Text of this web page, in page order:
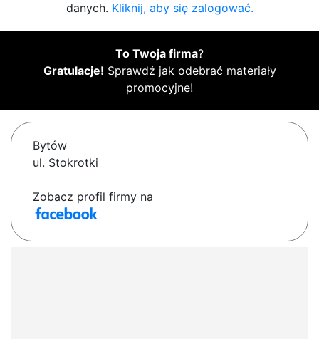
danych. Kliknij, aby się zalogować.
To Twoja firma?
Gratulacje! Sprawdź jak odebrać materiały
promocyjne!
Bytów
ul. Stokrotki
Zobacz profil firmy na